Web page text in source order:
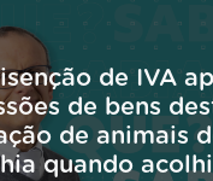
de IVA
de bens
de animais
quando